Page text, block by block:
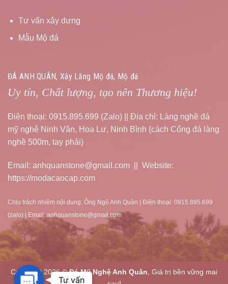
Tư vấn xây dựng
Mẫu Mộ đá
ĐÁ ANH QUÂN, Xây Lăng Mộ đá, Mộ đá
Uy tín, Chất lượng, tạo nên Thương hiệu!
Điện thoại: 0915.895.699 (Zalo) || Địa chỉ: Làng nghề đá
mỹ nghệ Ninh Vân, Hoa Lư, Ninh Bình (cách Cổng đá làng
nghề 500m, tay phải)
Email: anhquanstone@gmail.com || Website:
https://modacaocap.com
Chịu trách nhiệm nội dung: Ông Ngô Anh Quân | Điện thoại: 0915.895.699
(zalo) | Email: anhquanstone@gmail.com
Copyright 2026 ©Đá Mỹ Nghệ Anh Quân, Giá trị bền vững mai
ContactTư vấn